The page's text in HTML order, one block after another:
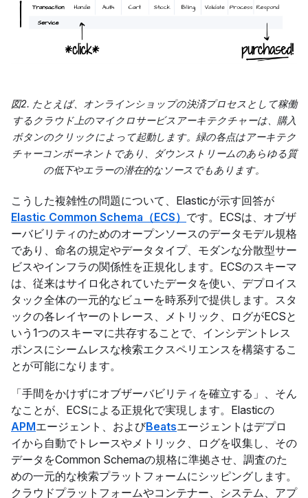
図2. たとえば、オンラインショップの決済プロセスとして稼働
するクラウド上のマイクロサービスアーキテクチャーは、購入
ボタンのクリックによって起動します。緑の各点はアーキテク
チャーコンポーネントであり、ダウンストリームのあらゆる質
の低下やエラーの潜在的なソースでもあります。
こうした複雑性の問題について、Elasticが示す回答が
Elastic Common Schema（ECS） です。ECSは、オブザ
ーバビリティのためのオープンソースのデータモデル規格
であり、命名の規定やデータタイプ、モダンな分散型サー
ビスやインフラの関係性を正規化します。ECSのスキーマ
は、従来はサイロ化されていたデータを使い、デプロイス
タック全体の一元的なビューを時系列で提供します。スタ
ックの各レイヤーのトレース、メトリック、ログがECSと
いう1つのスキーマに共存することで、インシデントレス
ポンスにシームレスな検索エクスペリエンスを構築するこ
とが可能になります。
「手間をかけずにオブザーバビリティを確立する」、そん
なことが、ECSによる正規化で実現します。Elasticの
APMエージェント、およびBeatsエージェントはデプロ
イから自動でトレースやメトリック、ログを収集し、その
データをCommon Schemaの規格に準拠させ、調査のた
めの一元的な検索プラットフォームにシッピングします。
クラウドプラットフォームやコンテナー、システム、アプ